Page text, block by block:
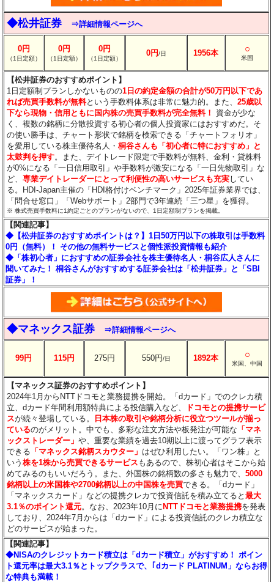
◆松井証券 ⇒詳細情報ページへ
0円
（1日定額）
0円
（1日定額）
0円
（1日定額）
0円/日 1956本 ○
米国
【松井証券のおすすめポイント】
1日定額制プランしかないものの1日の約定金額の合計が50万円以下であ
れば売買手数料が無料という手数料体系は非常に魅力的。また、25歳以
下なら現物・信用ともに国内株の売買手数料が完全無料！
資金が少な
く、複数の銘柄に分散投資する初心者の個人投資家にはおすすめだ。そ
の使い勝手は、チャート形状で銘柄を検索できる「チャートフォリオ」
を愛用している株主優待名人・桐谷さんも「初心者に特におすすめ」と
太鼓判を押す。また、デイトレード限定で手数料が無料、金利・貸株料
が0%になる「一日信用取引」や手数料が激安になる「一日先物取引」な
ど、専業デイトレーダーにとって利便性の高いサービスも充実してい
る。HDI-Japan主催の「HDI格付けベンチマーク」2025年証券業界では、
「問合せ窓口」「Webサポート」2部門で3年連続「三つ星」を獲得。
※ 株式売買手数料に1約定ごとのプランがないので、1日定額制プランを掲載。
【関連記事】
◆【松井証券のおすすめポイントは？】1日50万円以下の株取引は手数料
0円（無料）！ その他の無料サービスと個性派投資情報も紹介
◆「株初心者」におすすめの証券会社を株主優待名人・桐谷広人さんに
聞いてみた！ 桐谷さんがおすすめする証券会社は「松井証券」と「SBI
証券」！
◆マネックス証券 ⇒詳細情報ページへ
99円 115円 275円 550円/日 1892本 ○
米国、中国
【マネックス証券のおすすめポイント】
2024年1月からNTTドコモと業務提携を開始。「dカード」でのクレカ積
立、dカード年間利用額特典による投信購入など、
ドコモとの提携サービ
スが続々登場している。
日本株の取引や銘柄分析に役立つツールが揃っ
ているのがメリット。中でも、多彩な注文方法や板発注が可能な 「マネ
ックストレーダー」や、重要な業績を過去10期以上に渡ってグラフ表示
できる 「マネックス銘柄スカウター」 はぜひ利用したい。「ワン株」と
いう株を1株から売買できるサービス もあるので、株初心者はそこから始
めてみるのもいいだろう。また、外国株の銘柄数の多さも魅力で、5000
銘柄以上の米国株や2700銘柄以上の中国株を売買できる。「dカード」
「マネックスカード」などの提携クレカで投資信託を積み立てると最大
3.1％のポイント還元。なお、2023年10月に NTTドコモと業務提携を発表
しており、2024年7月からは「dカード」による投資信託のクレカ積立な
どのサービスが始まった。
【関連記事】
◆NISAのクレジットカード積立は「dカード積立」がおすすめ！ ポイン
ト還元率は最大3.1％とトップクラスで、｢dカード PLATINUM」ならお得
な特典も満載！